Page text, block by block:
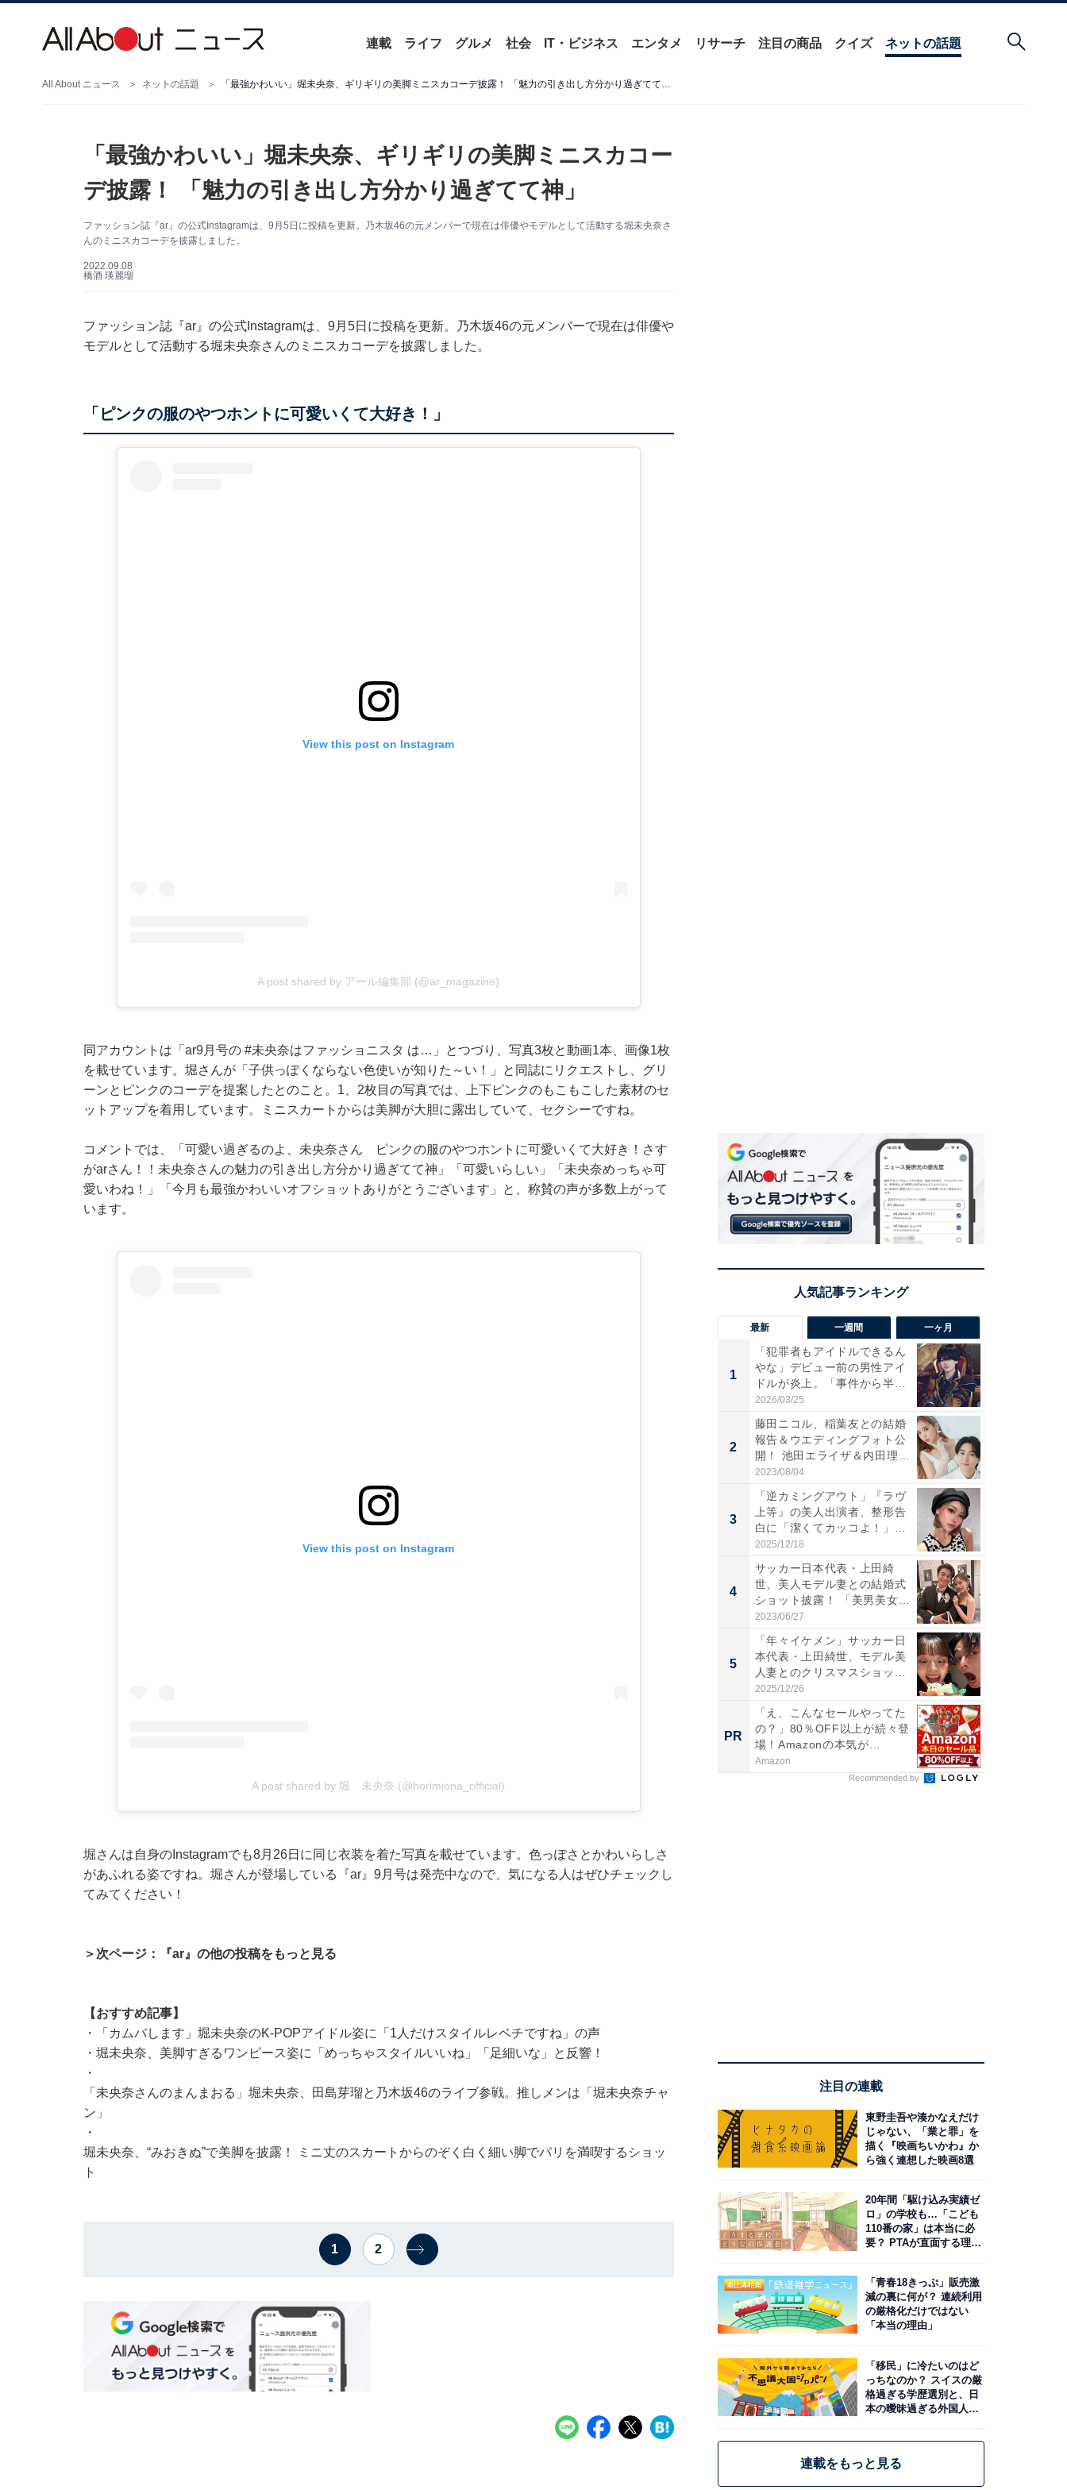
連載 ライフ グルメ 社会 IT・ビジネス エンタメ リサーチ 注目の商品 クイズ ネットの話題
All About ニュース ネットの話題 「最強かわいい」堀未央奈、ギリギリの美脚ミニスカコーデ披露！ 「魅力の引き出し方分かり過ぎてて神」
「最強かわいい」堀未央奈、ギリギリの美脚ミニスカコー
デ披露！ 「魅力の引き出し方分かり過ぎてて神」
ファッション誌『ar』の公式Instagramは、9月5日に投稿を更新。乃木坂46の元メンバーで現在は俳優やモデルとして活動する堀未央奈さ
んのミニスカコーデを披露しました。
2022.09.08
橋酒 瑛麗瑠
ファッション誌『ar』の公式Instagramは、9月5日に投稿を更新。乃木坂46の元メンバーで現在は俳優や
モデルとして活動する堀未央奈さんのミニスカコーデを披露しました。
「ピンクの服のやつホントに可愛いくて大好き！」
View this post on Instagram
A post shared by アール編集部 (@ar_magazine)
同アカウントは「ar9月号の #未央奈はファッショニスタ は…」とつづり、写真3枚と動画1本、画像1枚
を載せています。堀さんが「子供っぽくならない色使いが知りた～い！」と同誌にリクエストし、グリ
ーンとピンクのコーデを提案したとのこと。1、2枚目の写真では、上下ピンクのもこもこした素材のセ
ットアップを着用しています。ミニスカートからは美脚が大胆に露出していて、セクシーですね。
コメントでは、「可愛い過ぎるのよ、未央奈さん ピンクの服のやつホントに可愛いくて大好き！さす
がarさん！！未央奈さんの魅力の引き出し方分かり過ぎてて神」「可愛いらしい」「未央奈めっちゃ可
愛いわね！」「今月も最強かわいいオフショットありがとうございます」と、称賛の声が多数上がって
います。
View this post on Instagram
A post shared by 堀 未央奈 (@horimiona_official)
堀さんは自身のInstagramでも8月26日に同じ衣装を着た写真を載せています。色っぽさとかわいらしさ
があふれる姿ですね。堀さんが登場している『ar』9月号は発売中なので、気になる人はぜひチェックし
てみてください！
＞次ページ：『ar』の他の投稿をもっと見る
【おすすめ記事】
・
「カムバします」堀未央奈のK-POPアイドル姿に「1人だけスタイルレベチですね」の声
・ 堀未央奈、美脚すぎるワンピース姿に「めっちゃスタイルいいね」「足細いな」と反響！
・
「未央奈さんのまんまおる」堀未央奈、田島芽瑠と乃木坂46のライブ参戦。推しメンは「堀未央奈チャ
ン」
・
堀未央奈、“みおきぬ”で美脚を披露！ ミニ丈のスカートからのぞく白く細い脚でパリを満喫するショッ
ト
1 2
最新 一週間 一ヶ月
1
「犯罪者もアイドルできるん
やな」デビュー前の男性アイ
ドルが炎上。「事件から半年
も...
2026/03/25
2
藤田ニコル、稲葉友との結婚
報告＆ウエディングフォト公
開！ 池田エライザ＆内田理
央...
2023/08/04
3
「逆カミングアウト」『ラヴ
上等』の美人出演者、整形告
白に「潔くてカッコよ！」
「好...
2025/12/18
4
サッカー日本代表・上田綺
世、美人モデル妻との結婚式
ショット披露！ 「美男美女」
「...
2023/06/27
5
「年々イケメン」サッカー日
本代表・上田綺世、モデル美
人妻とのクリスマスショット
に...
2025/12/26
PR
「え、こんなセールやってた
の？」80％OFF以上が続々登
場！Amazonの本気が...
Amazon
Recommended by
注目の連載
東野圭吾や湊かなえだけ
じゃない、「業と罪」を
描く『映画ちいかわ』か
ら強く連想した映画8選
20年間「駆け込み実績ゼ
ロ」の学校も…「こども
110番の家」は本当に必
要？ PTAが直面する理想
「青春18きっぷ」販売激
減の裏に何が？ 連続利用
の厳格化だけではない
「本当の理由」
「移民」に冷たいのはど
っちなのか？ スイスの厳
格過ぎる学歴選別と、日
本の曖昧過ぎる外国人政
連載をもっと見る